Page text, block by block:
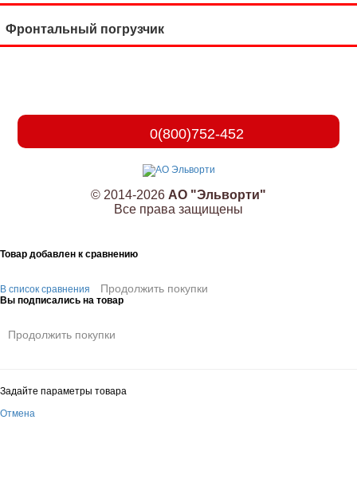
Фронтальный погрузчик
0(800)752-452
© 2014-2026 АО "Эльворти"
Все права защищены
Товар добавлен к сравнению
В список сравнения Продолжить покупки
Вы подписались на товар
Продолжить покупки
Задайте параметры товара
Отмена